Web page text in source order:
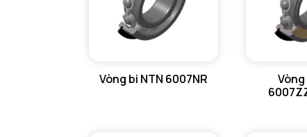
Vòng bi NTN 6007NR
Vòng